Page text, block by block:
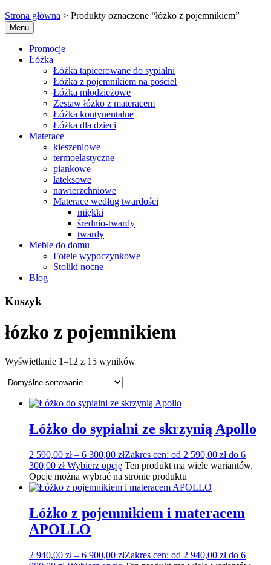
Strona główna > Produkty oznaczone “łózko z pojemnikiem”
Menu
Promocje
Łóżka
Łóżka tapicerowane do sypialni
Łóżka z pojemnikiem na pościel
Łóżka młodzieżowe
Zestaw łóżko z materacem
Łóżka kontynentalne
Łóżka dla dzieci
Materace
kieszeniowe
termoelastyczne
piankowe
lateksowe
nawierzchniowe
Materace według twardości
miękki
średnio-twardy
twardy
Meble do domu
Fotele wypoczynkowe
Stoliki nocne
Blog
Koszyk
łózko z pojemnikiem
Wyświetlanie 1–12 z 15 wyników
Łóżko do sypialni ze skrzynią Apollo
2 590,00 zł – 6 300,00 złZakres cen: od 2 590,00 zł do 6
300,00 zł Wybierz opcję Ten produkt ma wiele wariantów.
Opcje można wybrać na stronie produktu
Łóżko z pojemnikiem i materacem
APOLLO
2 940,00 zł – 6 900,00 złZakres cen: od 2 940,00 zł do 6